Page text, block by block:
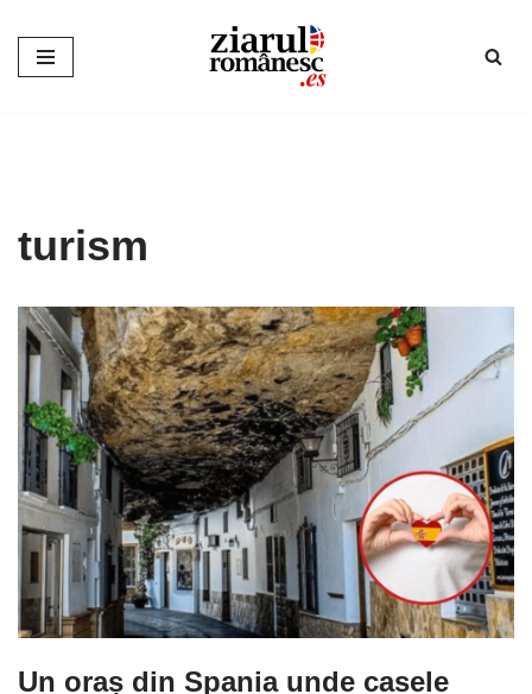
Sari
turism
Un oraș din Spania unde casele